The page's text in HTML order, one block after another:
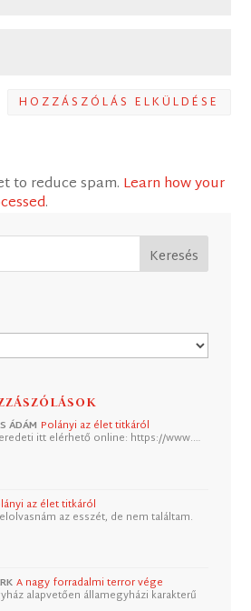
HOZZÁSZÓLÁS ELKÜLDÉSE
to reduce spam. Learn how your
.
ÁDÁM Polányi az élet titkáról
itt elérhető online: https://www.…
az élet titkáról
az esszét, de nem találtam.
A nagy forradalmi terror vége
alapvetően államegyházi karakterű